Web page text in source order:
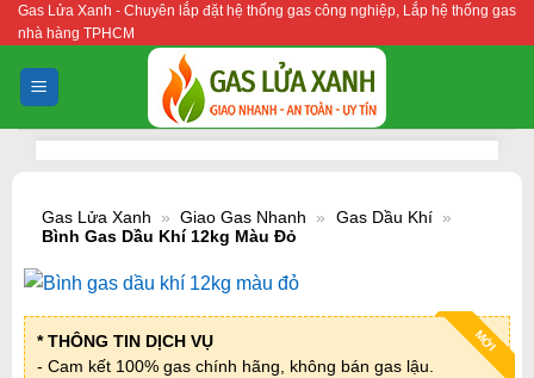
Bỏ
qua
nội
dung
Gas Lửa Xanh - Chuyên lắp đặt hệ thống gas công nghiệp, Lắp hệ thống gas
nhà hàng TPHCM
Gas Lửa Xanh » Giao Gas Nhanh » Gas Dầu Khí »
Bình Gas Dầu Khí 12kg Màu Đỏ
MỚI
* THÔNG TIN DỊCH VỤ
- Cam kết 100% gas chính hãng, không bán gas lậu.